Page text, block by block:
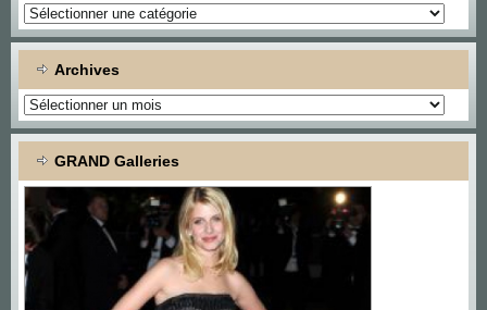
Catégories
Archives
Archives
GRAND Galleries